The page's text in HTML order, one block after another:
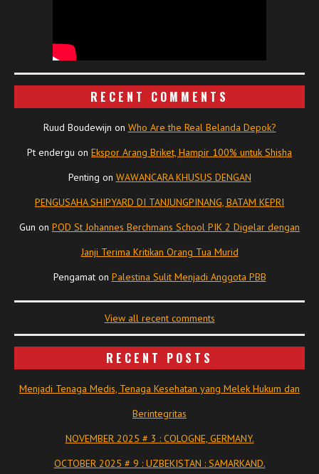
RECENT COMMENTS
Ruud Boudewijn on Who Are the Real Belanda Depok?
Pt endergu on Ekspor Arang Briket, Hampir 100% untuk Shisha
Penting on WAWANCARA KHUSUS DENGAN
PENGUSAHA SHIPYARD DI TANJUNGPINANG, BATAM KEPRI
Gun on POD St Johannes Berchmans School PIK 2 Digelar dengan
Janji Terima Kritikan Orang Tua Murid
Pengamaton Palestina Sulit Menjadi Anggota PBB
View all recent comments
RECENT POSTS
Menjadi Tenaga Medis, Tenaga Kesehatan yang Melek Hukum dan
Berintegritas
NOVEMBER 2025 # 3 : COLOGNE, GERMANY.
OCTOBER 2025 # 9 : UZBEKISTAN : SAMARKAND.